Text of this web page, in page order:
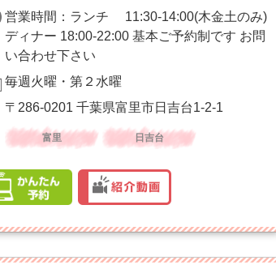
営業時間：ランチ 11:30-14:00(木金土のみ)
ディナー 18:00-22:00 基本ご予約制です お問
い合わせ下さい
毎週火曜・第２水曜
〒286-0201 千葉県富里市日吉台1-2-1
富里 日吉台